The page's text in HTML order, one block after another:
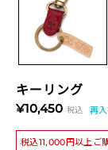
キーリング
¥10,450 税込 再
税込11,000円以上ご